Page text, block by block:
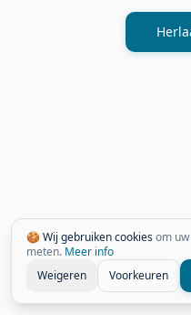
🍪 Wij gebruiken cookiesom
meten. Meer info
Weigeren
Voorkeuren